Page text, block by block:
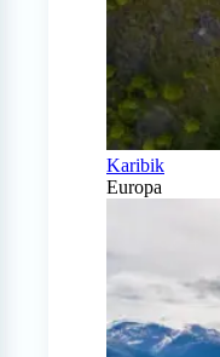
Karibik
Europa